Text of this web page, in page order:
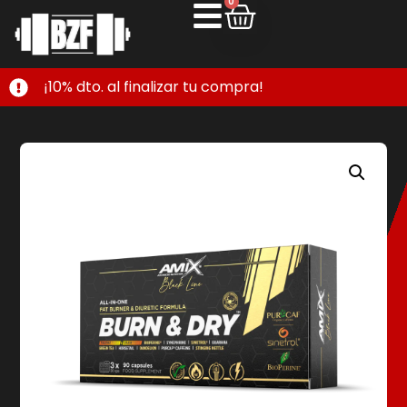
¡10% dto. al finalizar tu compra!